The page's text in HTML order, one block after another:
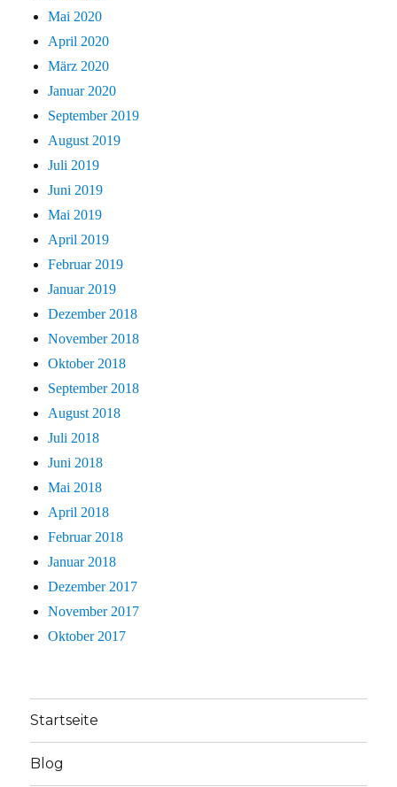
Mai 2020
April 2020
März 2020
Januar 2020
September 2019
August 2019
Juli 2019
Juni 2019
Mai 2019
April 2019
Februar 2019
Januar 2019
Dezember 2018
November 2018
Oktober 2018
September 2018
August 2018
Juli 2018
Juni 2018
Mai 2018
April 2018
Februar 2018
Januar 2018
Dezember 2017
November 2017
Oktober 2017
Startseite
Blog